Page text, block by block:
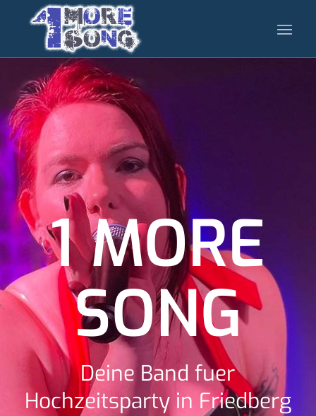
1 MORE
SONG
Deine Band fuer
Hochzeitsparty in Friedberg